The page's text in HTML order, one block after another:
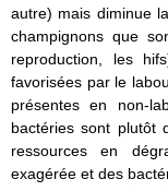
autre) mais diminue
champignons que
reproduction, les
favorisées par le
présentes en non-
bactéries sont plutôt
ressources en
exagérée et des